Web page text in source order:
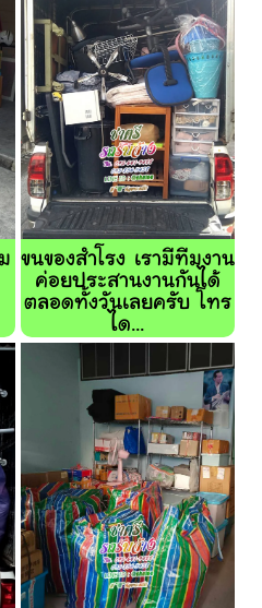
ขนของสำโรง เรามีทีมงาน
ค่อยประสานงานกันได้
ตลอดทั้งวันเลยครับ โทร
ได...